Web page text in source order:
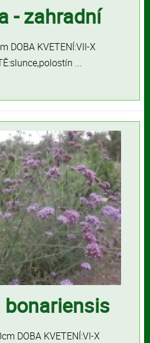
- zahradní
DOBA KVETENÍ:VII-X
...
bonariensis
DOBA KVETENÍ:VI-X